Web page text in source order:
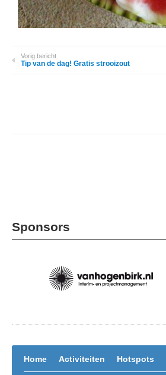
Vorig bericht
Tip van de dag! Gratis strooizout
Sponsors
Home Activiteiten Hotspots